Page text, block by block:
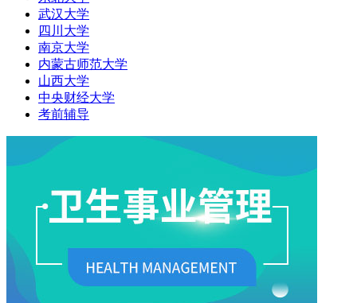
武汉大学
四川大学
南京大学
内蒙古师范大学
山西大学
中央财经大学
考前辅导